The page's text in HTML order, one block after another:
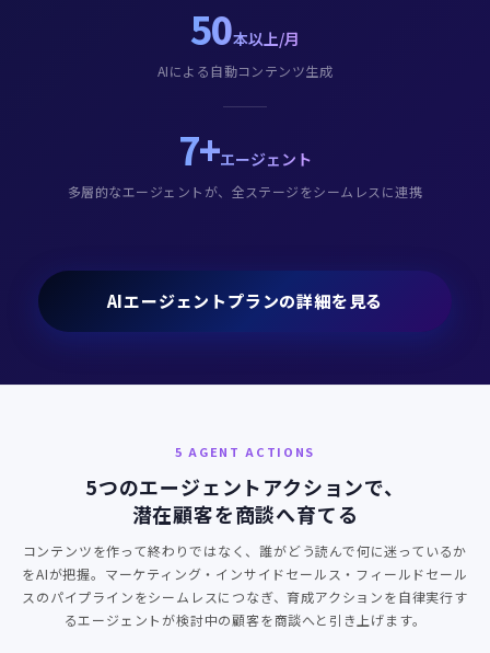
50本以上/月
AIによる自動コンテンツ生成
7+エージェント
多層的なエージェントが、全ステージをシームレスに連携
AIエージェントプランの詳細を見る
5 AGENT ACTIONS
5つのエージェントアクションで、
潜在顧客を商談へ育てる
コンテンツを作って終わりではなく、誰がどう読んで何に迷っているか
をAIが把握。マーケティング・インサイドセールス・フィールドセール
スのパイプラインをシームレスにつなぎ、育成アクションを自律実行す
るエージェントが検討中の顧客を商談へと引き上げます。